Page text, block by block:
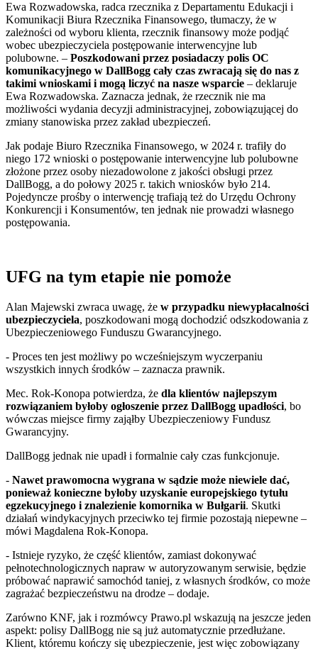
Ewa Rozwadowska, radca rzecznika z Departamentu Edukacji i
Komunikacji Biura Rzecznika Finansowego, tłumaczy, że w
zależności od wyboru klienta, rzecznik finansowy może podjąć
wobec ubezpieczyciela postępowanie interwencyjne lub
polubowne. – Poszkodowani przez posiadaczy polis OC
komunikacyjnego w DallBogg cały czas zwracają się do nas z
takimi wnioskami i mogą liczyć na nasze wsparcie – deklaruje
Ewa Rozwadowska. Zaznacza jednak, że rzecznik nie ma
możliwości wydania decyzji administracyjnej, zobowiązującej do
zmiany stanowiska przez zakład ubezpieczeń.
Jak podaje Biuro Rzecznika Finansowego, w 2024 r. trafiły do
niego 172 wnioski o postępowanie interwencyjne lub polubowne
złożone przez osoby niezadowolone z jakości obsługi przez
DallBogg, a do połowy 2025 r. takich wniosków było 214.
Pojedyncze prośby o interwencję trafiają też do Urzędu Ochrony
Konkurencji i Konsumentów, ten jednak nie prowadzi własnego
postępowania.
UFG na tym etapie nie pomoże
Alan Majewski zwraca uwagę, że w przypadku niewypłacalności
ubezpieczyciela, poszkodowani mogą dochodzić odszkodowania z
Ubezpieczeniowego Funduszu Gwarancyjnego.
- Proces ten jest możliwy po wcześniejszym wyczerpaniu
wszystkich innych środków – zaznacza prawnik.
Mec. Rok-Konopa potwierdza, że dla klientów najlepszym
rozwiązaniem byłoby ogłoszenie przez DallBogg upadłości, bo
wówczas miejsce firmy zająłby Ubezpieczeniowy Fundusz
Gwarancyjny.
DallBogg jednak nie upadł i formalnie cały czas funkcjonuje.
- Nawet prawomocna wygrana w sądzie może niewiele dać,
ponieważ konieczne byłoby uzyskanie europejskiego tytułu
egzekucyjnego i znalezienie komornika w Bułgarii. Skutki
działań windykacyjnych przeciwko tej firmie pozostają niepewne –
mówi Magdalena Rok-Konopa.
- Istnieje ryzyko, że część klientów, zamiast dokonywać
pełnotechnologicznych napraw w autoryzowanym serwisie, będzie
próbować naprawić samochód taniej, z własnych środków, co może
zagrażać bezpieczeństwu na drodze – dodaje.
Zarówno KNF, jak i rozmówcy Prawo.pl wskazują na jeszcze jeden
aspekt: polisy DallBogg nie są już automatycznie przedłużane.
Klient, któremu kończy się ubezpieczenie, jest więc zobowiązany